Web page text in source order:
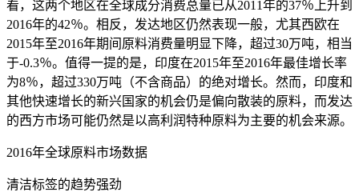
看，这两个地区在全球成分消费总量已从2011年的37％上升到
2016年的42％。相反，发达地区仍然表现一般，尤其西欧在
2015年至2016年期间原料消费量明显下降，超过30万吨，相当
于-0.3％。值得一提的是，印度在2015年至2016年最佳增长率
为8％，超过330万吨（不含商品）的绝对增长。然而，印度和
其他快速增长的新兴国家的机会仍是偏向散装的原料，而发达
的西方市场可能仍然是以高利润特种原料为主要的机会来源。
2016年全球原料市场数据
清洁标签的趋势强劲